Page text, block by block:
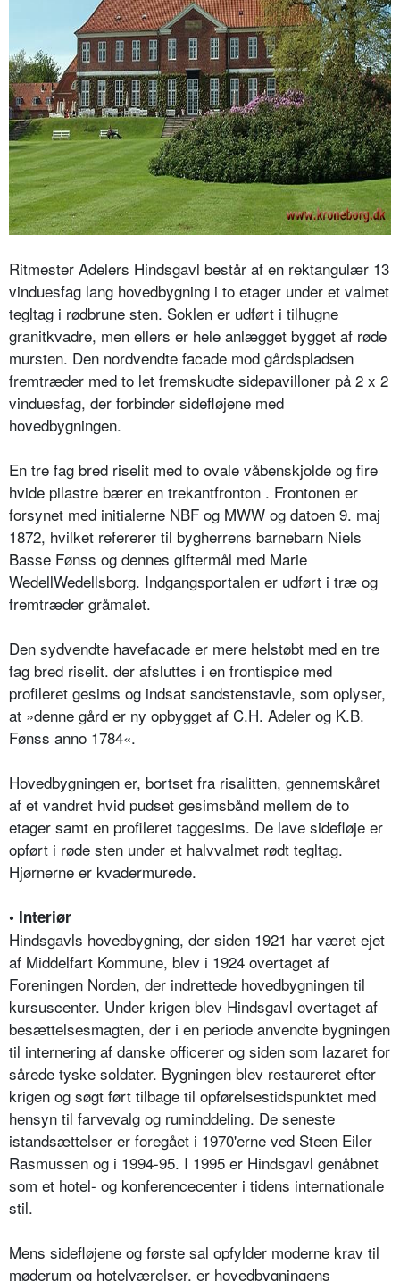
Ritmester Adelers Hindsgavl består af en rektangulær 13
vinduesfag lang hovedbygning i to etager under et valmet
tegltag i rødbrune sten. Soklen er udført i tilhugne
granitkvadre, men ellers er hele anlægget bygget af røde
mursten. Den nordvendte facade mod gårdspladsen
fremtræder med to let fremskudte sidepavilloner på 2 x 2
vinduesfag, der forbinder sidefløjene med
hovedbygningen.
En tre fag bred riselit med to ovale våbenskjolde og fire
hvide pilastre bærer en trekantfronton . Frontonen er
forsynet med initialerne NBF og MWW og datoen 9. maj
1872, hvilket refererer til bygherrens barnebarn Niels
Basse Fønss og dennes giftermål med Marie
WedellWedellsborg. Indgangsportalen er udført i træ og
fremtræder gråmalet.
Den sydvendte havefacade er mere helstøbt med en tre
fag bred riselit. der afsluttes i en frontispice med
profileret gesims og indsat sandstenstavle, som oplyser,
at »denne gård er ny opbygget af C.H. Adeler og K.B.
Fønss anno 1784«.
Hovedbygningen er, bortset fra risalitten, gennemskåret
af et vandret hvid pudset gesimsbånd mellem de to
etager samt en profileret taggesims. De lave sidefløje er
opført i røde sten under et halvvalmet rødt tegltag.
Hjørnerne er kvadermurede.
• Interiør
Hindsgavls hovedbygning, der siden 1921 har været ejet
af Middelfart Kommune, blev i 1924 overtaget af
Foreningen Norden, der indrettede hovedbygningen til
kursuscenter. Under krigen blev Hindsgavl overtaget af
besættelsesmagten, der i en periode anvendte bygningen
til internering af danske officerer og siden som lazaret for
sårede tyske soldater. Bygningen blev restaureret efter
krigen og søgt ført tilbage til opførelsestidspunktet med
hensyn til farvevalg og ruminddeling. De seneste
istandsættelser er foregået i 1970'erne ved Steen Eiler
Rasmussen og i 1994-95. I 1995 er Hindsgavl genåbnet
som et hotel- og konferencecenter i tidens internationale
stil.
Mens sidefløjene og første sal opfylder moderne krav til
møderum og hotelværelser, er hovedbygningens